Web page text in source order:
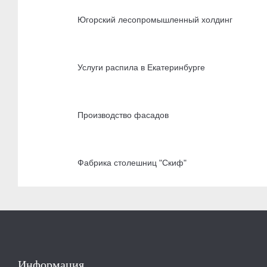
Югорский лесопромышленный холдинг
Услуги распила в Екатеринбурге
Производство фасадов
Фабрика столешниц "Скиф"